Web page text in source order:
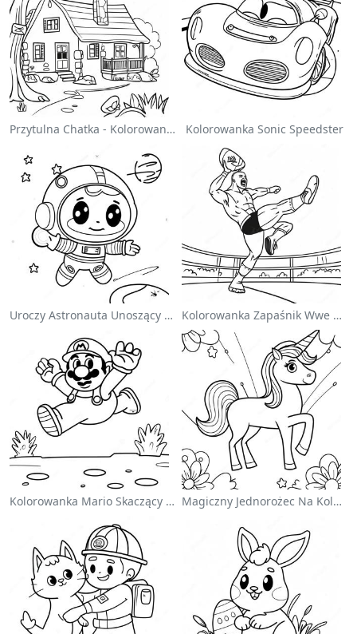
Przytulna Chatka - Kolorowanka Kolorowanka Sonic Speedster
Uroczy Astronauta Unoszący Się W Kosmosie - Kolorowanka Kolorowanka Zapaśnik Wwe Skaczący Na Przeciwnika
Kolorowanka Mario Skaczący Nad Goombami Magiczny Jednorożec Na Kolorowance Z Tęczą